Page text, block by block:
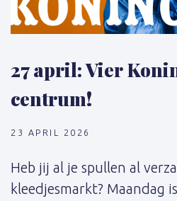
27 april: Vier
centrum!
23 APRIL 2026
Heb jij al je spullen al
kleedjesmarkt? Maandag